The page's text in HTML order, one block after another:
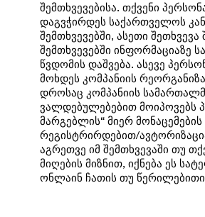
შემთხვევებისა. თქვენი
დაგვჭირდეს საქართველოს
შემთხვევებში, ასეთი
შემთხვევებში ინფორმაციაზე
წვდომის დაშვება. ასევე
მოხდეს კომპანიის
დროსაც კომპანიის
ვალდებულებებით მოიპოვებს
მარგებლის“ მიერ
რეგისტრირდებით/
აგრეთვე იმ შემთხვევაში თუ
მიღების მიზნით, იქნება ეს
ონლაინ ჩათის თუ